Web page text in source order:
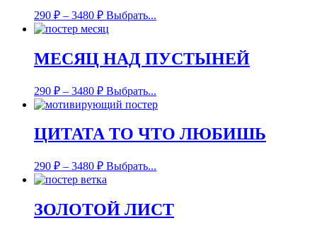
290 ₽ – 3480 ₽ Выбрать...
МЕСЯЦ НАД ПУСТЫНЕЙ
290 ₽ – 3480 ₽ Выбрать...
ЦИТАТА ТО ЧТО ЛЮБИШЬ
290 ₽ – 3480 ₽ Выбрать...
ЗОЛОТОЙ ЛИСТ